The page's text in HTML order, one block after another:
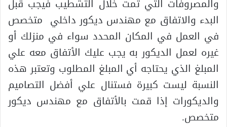
والمصروفات التي تمت خلال التشطيب فيجب قبل
البدء والاتفاق مع مهندس ديكور داخلي متخصص
في العمل في المكان المحدد سواء في منزلك أو
غيره لعمل الديكور به يجب عليك الأتفاق معه علي
المبلغ الذي يحتاجه أي المبلغ المطلوب وتعتبر هذه
النسبة ليست كبيرة فستنال علي أفضل التصاميم
والديكورات إذا قمت بالأتفاق مع مهندس ديكور
متخصص.